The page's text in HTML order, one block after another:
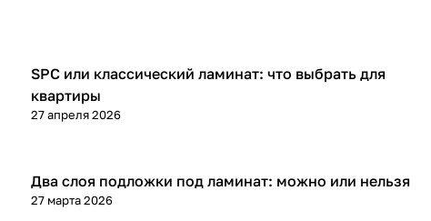
Напольные покрытия
SPC или классический ламинат: что выбрать для
квартиры
27 апреля 2026
Напольные покрытия
Два слоя подложки под ламинат: можно или нельзя
27 марта 2026